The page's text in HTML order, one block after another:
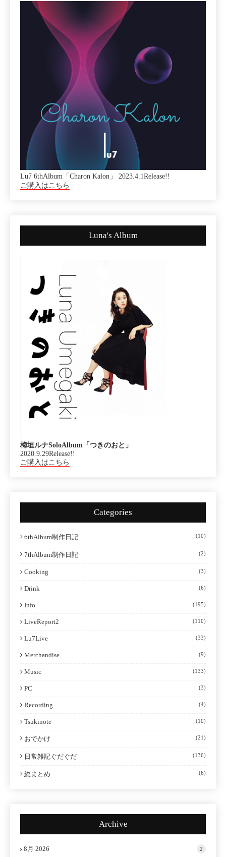
Lu7 6thAlbum「Charon Kalon」 2023.4.1Release!!
ご購入はこちら
Luna's Album
梅垣ルナSoloAlbum「つきのおと」
2020.9.29Release!!
ご購入はこちら
Categories
6thAlbum制作日記 (10)
7thAlbum制作日記 (2)
Cooking (3)
Drink (6)
Info (195)
LiveReport2 (110)
Lu7Live (33)
Merchandise (9)
Music (133)
PC (3)
Recording (4)
Tsukinote (10)
おでかけ (21)
日常雑記ぐだぐだ (136)
総まとめ (6)
Archive
8月 2026 2